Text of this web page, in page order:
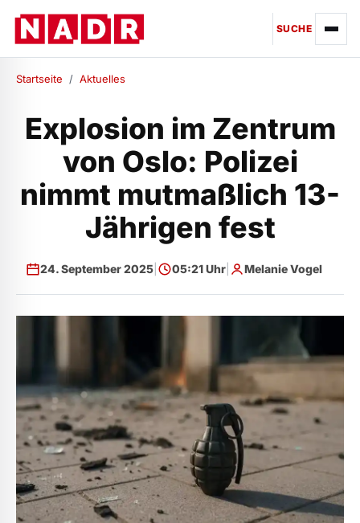
SUCHE
Startseite / Aktuelles
Explosion im Zentrum
von Oslo: Polizei
nimmt mutmaßlich 13-
Jährigen fest
24. September 2025 05:21 Uhr Melanie Vogel